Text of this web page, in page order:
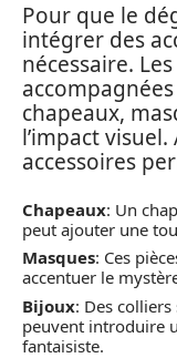
Pour que le
intégrer des
nécessaire.
chapeaux,
l’impact
accessoires
Chapeaux: Un
peut ajouter une
Masques: Ces
accentuer le
Bijoux: Des
peuvent introduire
fantaisiste.